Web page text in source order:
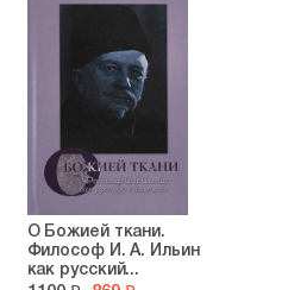
О Божией ткани.
Философ И. А. Ильин
как русский...